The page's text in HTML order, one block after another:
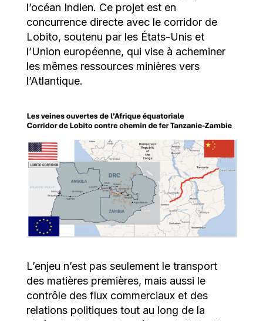
l’océan Indien. Ce projet est en
concurrence directe avec le corridor de
Lobito, soutenu par les États-Unis et
l’Union européenne, qui vise à acheminer
les mêmes ressources minières vers
l’Atlantique.
L’enjeu n’est pas seulement le transport
des matières premières, mais aussi le
contrôle des flux commerciaux et des
relations politiques tout au long de la